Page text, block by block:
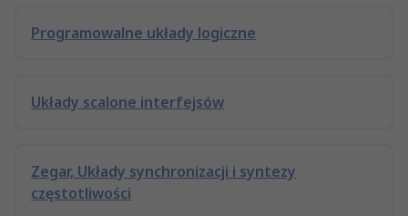
Programowalne układy logiczne
Układy scalone interfejsów
Zegar, Układy synchronizacji i syntezy
częstotliwości